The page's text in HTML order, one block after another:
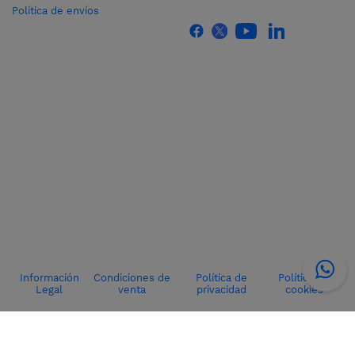
Política de envíos
Información
Legal
Condiciones de
venta
Política de
privacidad
Política de
cookies